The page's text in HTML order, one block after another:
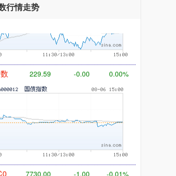
行情走势
229.59 0.00%